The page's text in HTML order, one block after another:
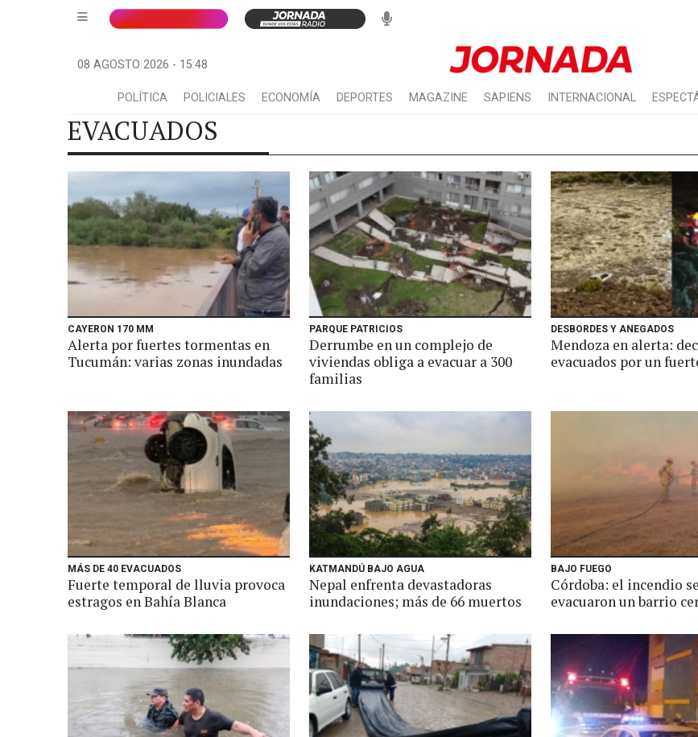
08 AGOSTO 2026 - 15:48
POLÍTICA POLICIALES ECONOMÍA DEPORTES MAGAZINE SAPIENS INTERNACIONAL
EVACUADOS
CAYERON 170 MM
Alerta por fuertes tormentas en
Tucumán: varias zonas inundadas
PARQUE PATRICIOS
Derrumbe en un complejo de
viviendas obliga a evacuar a 300
familias
DESBORDES Y ANEGADOS
Mendoza en alerta:
evacuados por un
MÁS DE 40 EVACUADOS
Fuerte temporal de lluvia provoca
estragos en Bahía Blanca
KATMANDÚ BAJO AGUA
Nepal enfrenta devastadoras
inundaciones; más de 66 muertos
BAJO FUEGO
Córdoba: el incendio
evacuaron un barrio